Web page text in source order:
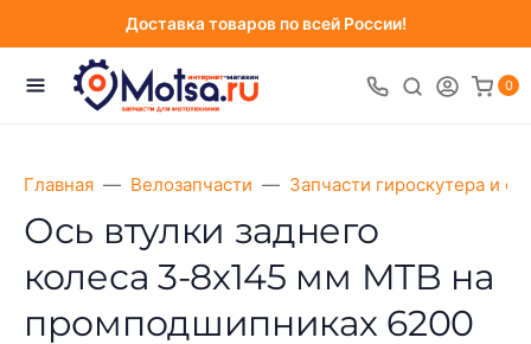
Доставка товаров по всей России!
0
Главная Велозапчасти Запчасти гироскутера и
Ось втулки заднего
колеса 3-8х145 мм MTB на
промподшипниках 6200